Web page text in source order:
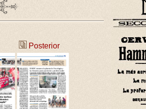
Posterior